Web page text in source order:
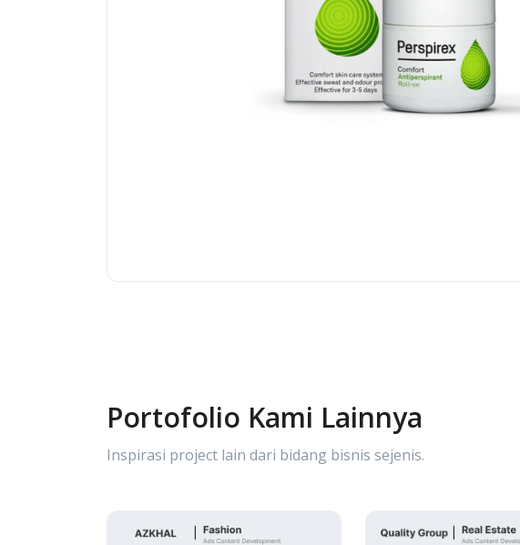
Portofolio Kami Lainnya
Inspirasi project lain dari bidang bisnis sejenis.